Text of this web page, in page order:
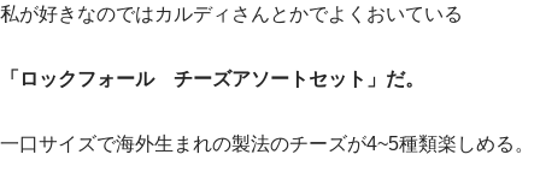
私が好きなのではカルディさんとかでよくおいている
「ロックフォール チーズアソートセット」だ。
一口サイズで海外生まれの製法のチーズが4~5種類楽しめる。